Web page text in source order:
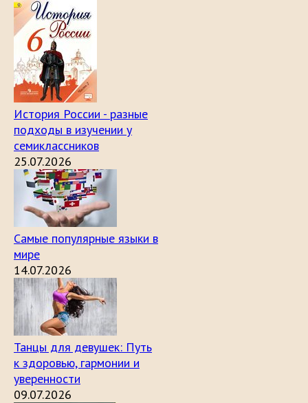
История России - разные
подходы в изучении у
семиклассников
25.07.2026
Самые популярные языки в
мире
14.07.2026
Танцы для девушек: Путь
к здоровью, гармонии и
уверенности
09.07.2026